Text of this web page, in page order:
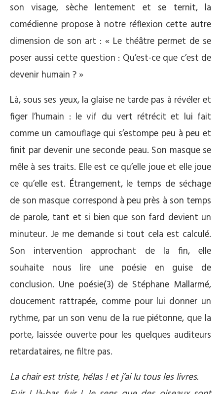
son visage, sèche lentement et se ternit, la
comédienne propose à notre réflexion cette autre
dimension de son art : « Le théâtre permet de se
poser aussi cette question : Qu’est-ce que c’est de
devenir humain ? »
Là, sous ses yeux, la glaise ne tarde pas à révéler et
figer l’humain : le vif du vert rétrécit et lui fait
comme un camouflage qui s’estompe peu à peu et
finit par devenir une seconde peau. Son masque se
mêle à ses traits. Elle est ce qu’elle joue et elle joue
ce qu’elle est. Étrangement, le temps de séchage
de son masque correspond à peu près à son temps
de parole, tant et si bien que son fard devient un
minuteur. Je me demande si tout cela est calculé.
Son intervention approchant de la fin, elle
souhaite nous lire une poésie en guise de
conclusion. Une poésie(3) de Stéphane Mallarmé,
doucement rattrapée, comme pour lui donner un
rythme, par un son venu de la rue piétonne, que la
porte, laissée ouverte pour les quelques auditeurs
retardataires, ne filtre pas.
La chair est triste, hélas ! et j’ai lu tous les livres.